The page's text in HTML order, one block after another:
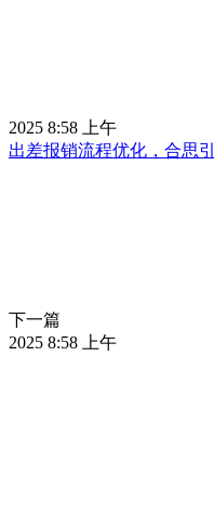
2025 8:58 上午
出差报销流程优化，合思
下一篇
2025 8:58 上午